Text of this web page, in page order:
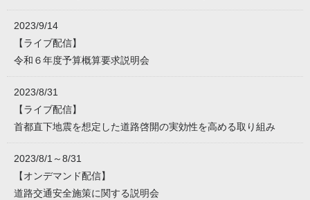
2023/9/14
【ライブ配信】
令和６年度予算概算要求説明会
2023/8/31
【ライブ配信】
首都直下地震を想定した道路啓開の実効性を高める取り組み
2023/8/1～8/31
【オンデマンド配信】
道路交通安全施策に関する説明会